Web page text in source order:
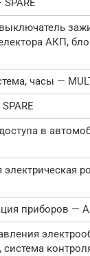
АКП,
часы —
в
приборов —